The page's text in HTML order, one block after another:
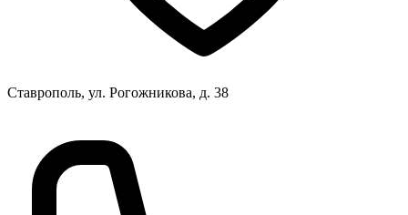
Ставрополь, ул. Рогожникова, д. 38